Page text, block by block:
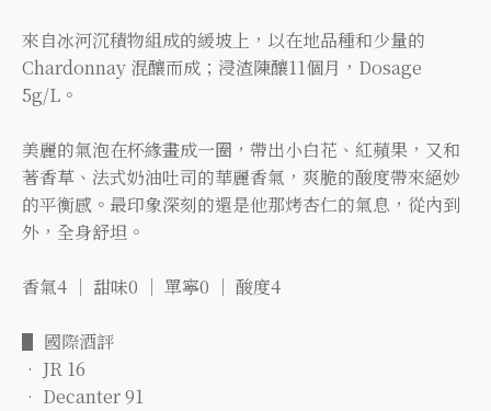
來自冰河沉積物組成的緩坡上，以在地品種和少量的
Chardonnay 混釀而成；浸渣陳釀11個月，Dosage
5g/L。
美麗的氣泡在杯緣畫成一圈，帶出小白花、紅蘋果，又和
著香草、法式奶油吐司的華麗香氣，爽脆的酸度帶來絕妙
的平衡感。最印象深刻的還是他那烤杏仁的氣息，從內到
外，全身舒坦。
香氣4 ｜ 甜味0 ｜ 單寧0 ｜ 酸度4
▋ 國際酒評
• JR 16
• Decanter 91